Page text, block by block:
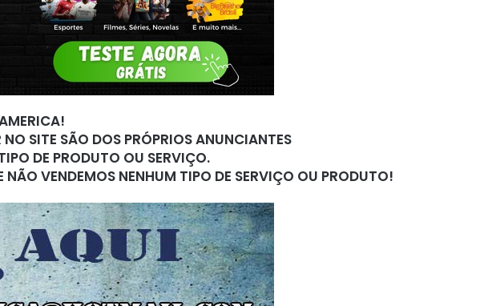
SITE SÃO DOS PRÓPRIOS ANUNCIANTES
DE PRODUTO OU SERVIÇO.
VENDEMOS NENHUM TIPO DE SERVIÇO OU PRODUTO!